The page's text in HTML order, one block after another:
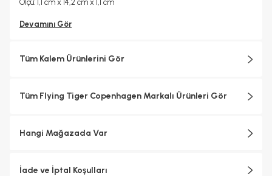
Ölçü: 1,1 cm x 14,2 cm x 1,1 cm
Devamını Gör
Tüm Kalem Ürünlerini Gör
Tüm Flying Tiger Copenhagen Markalı Ürünleri Gör
Hangi Mağazada Var
İade ve İptal Koşulları